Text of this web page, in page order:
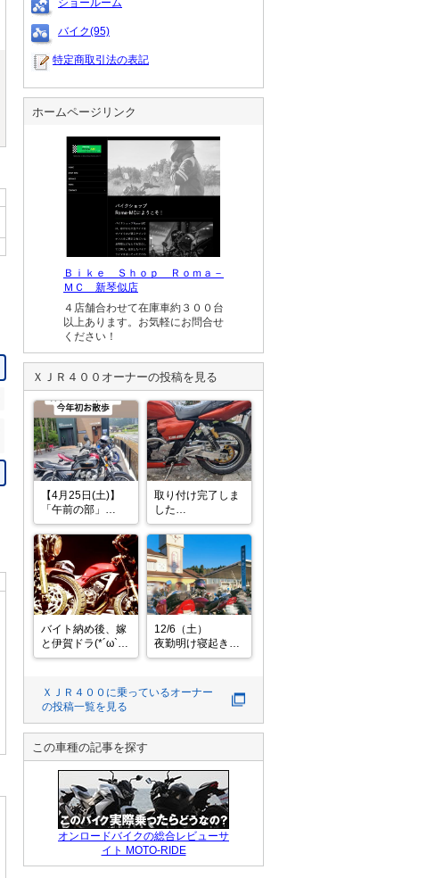
バイク(95)
特定商取引法の表記
ホームページリンク
Ｂｉｋｅ Ｓｈｏｐ Ｒｏｍａ－
ＭＣ 新琴似店
４店舗合わせて在庫車約３００台
以上あります。お気軽にお問合せ
ください！
ＸＪＲ４００ オーナーの投稿を見る
【4月25日(土)】
「午前の部」
岐阜のCBX乗りさ
んと今年初お散歩
(*´ω`*)
鞍掛峠を軽く流し
ラソカフェでおや
つ
リクエストがあっ
たので三重〜滋賀
の石門
まだバイクの免許
取り付け完了しま
した
前回のメッキスイ
ングアームよりポ
リッシュ仕様
断然愛着湧きまし
た😊
バイト納め後、嫁
と伊賀ドラ(*´ω`*)
けど日が暮れたの
であきらめ〜(´ε｀
)ザンネン
走る方はまだ納め
んよ(*´艸｀*)ｳﾌﾌ
12/6（土）
夜勤明け寝起きお
散歩
ドラ(*´ω`*)
ここんとこ行きは
る(*´艸｀*)ｳﾌﾌ
レッドまでストレ
スフリー♪
針におっても
ＸＪＲ４００ に乗っているオーナー
の投稿一覧を見る
この車種の記事を探す
オンロードバイクの総合レビューサ
イト MOTO-RIDE